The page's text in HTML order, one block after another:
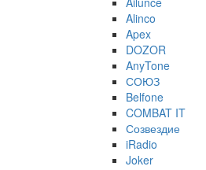
Alinco
Apex
DOZOR
AnyTone
СОЮЗ
Belfone
COMBAT IT
Созвездие
iRadio
Joker